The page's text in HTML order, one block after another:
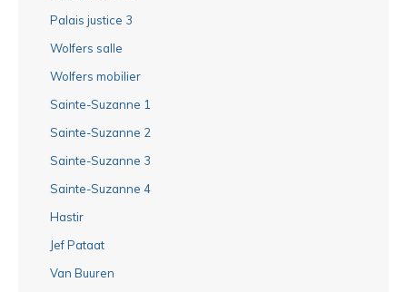
Palais justice 3
Wolfers salle
Wolfers mobilier
Sainte-Suzanne 1
Sainte-Suzanne 2
Sainte-Suzanne 3
Sainte-Suzanne 4
Hastir
Jef Pataat
Van Buuren